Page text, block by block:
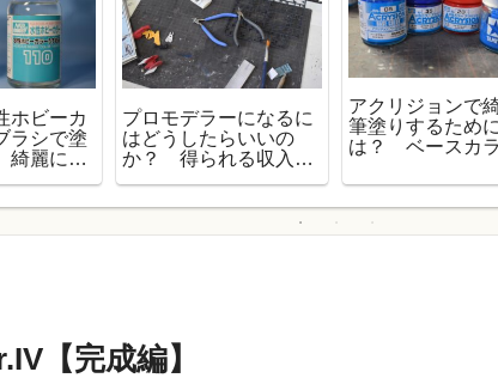
ホビーカ
ラシで塗
麗に塗
プロモデラーになるに
はどうしたらいいの
か？ 得られる収入や
アクリジョンで
筆塗りするために
は？ ベースカ
【完成編】